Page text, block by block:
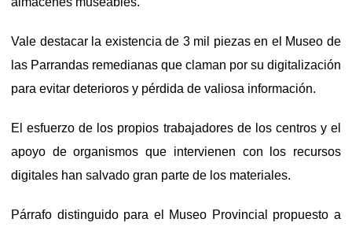
Vale destacar la existencia de 3 mil piezas en el Museo de
las Parrandas remedianas que claman por su digitalización
para evitar deterioros y pérdida de valiosa información.
El esfuerzo de los propios trabajadores de los centros y el
apoyo de organismos que intervienen con los recursos
digitales han salvado gran parte de los materiales.
Párrafo distinguido para el Museo Provincial propuesto a